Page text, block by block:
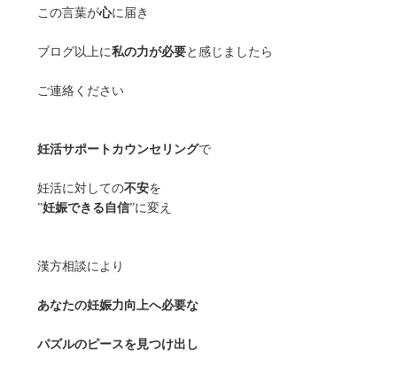
この言葉が心に届き
ブログ以上に私の力が必要と感じましたら
ご連絡ください
妊活サポートカウンセリングで
妊活に対しての不安を
”妊娠できる自信”に変え
漢方相談により
あなたの妊娠力向上へ必要な
パズルのピースを見つけ出し